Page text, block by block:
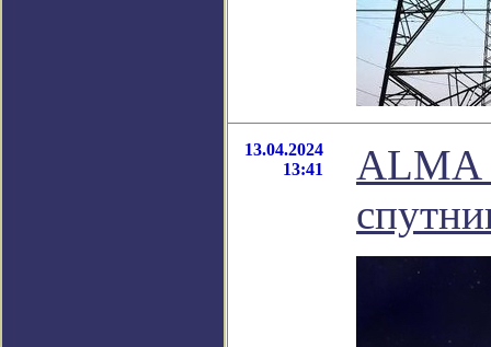
13.04.2024
13:41
ALMA